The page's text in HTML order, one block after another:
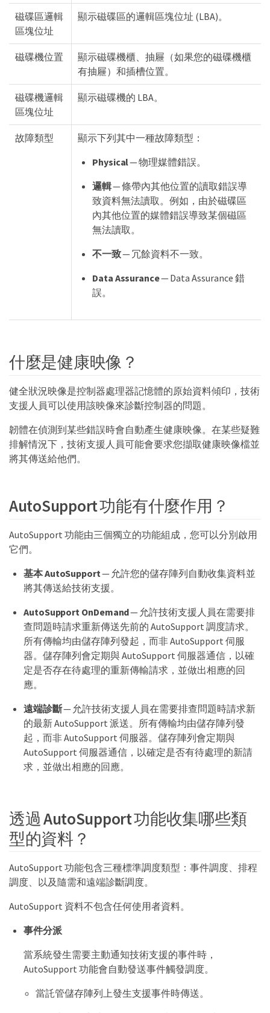
磁碟區邏輯
區塊位址
顯示磁碟區的邏輯區塊位址 (LBA)。
磁碟機位置
顯示磁碟機櫃、抽屜（如果您的磁碟機櫃
有抽屜）和插槽位置。
磁碟機邏輯
區塊位址
顯示磁碟機的 LBA。
故障類型
顯示下列其中一種故障類型：
Physical— 物理媒體錯誤。
邏輯— 條帶內其他位置的讀取錯誤導
致資料無法讀取。例如，由於磁碟區
內其他位置的媒體錯誤導致某個磁區
無法讀取。
不一致— 冗餘資料不一致。
Data Assurance— Data Assurance 錯
誤。
什麼是健康映像？
健全狀況映像是控制器處理器記憶體的原始資料傾印，技術
支援人員可以使用該映像來診斷控制器的問題。
韌體在偵測到某些錯誤時會自動產生健康映像。在某些疑難
排解情況下，技術支援人員可能會要求您擷取健康映像檔並
將其傳送給他們。
AutoSupport 功能有什麼作用？
AutoSupport 功能由三個獨立的功能組成，您可以分別啟用
它們。
基本 AutoSupport— 允許您的儲存陣列自動收集資料並
將其傳送給技術支援。
AutoSupport OnDemand— 允許技術支援人員在需要排
查問題時請求重新傳送先前的 AutoSupport 調度請求。
所有傳輸均由儲存陣列發起，而非 AutoSupport 伺服
器。儲存陣列會定期與 AutoSupport 伺服器通信，以確
定是否存在待處理的重新傳輸請求，並做出相應的回
應。
遠端診斷— 允許技術支援人員在需要排查問題時請求新
的最新 AutoSupport 派送。所有傳輸均由儲存陣列發
起，而非 AutoSupport 伺服器。儲存陣列會定期與
AutoSupport 伺服器通信，以確定是否有待處理的新請
求，並做出相應的回應。
透過 AutoSupport 功能收集哪些類
型的資料？
AutoSupport 功能包含三種標準調度類型：事件調度、排程
調度、以及隨需和遠端診斷調度。
AutoSupport 資料不包含任何使用者資料。
事件分派
當系統發生需要主動通知技術支援的事件時，
AutoSupport 功能會自動發送事件觸發調度。
當託管儲存陣列上發生支援事件時傳送。